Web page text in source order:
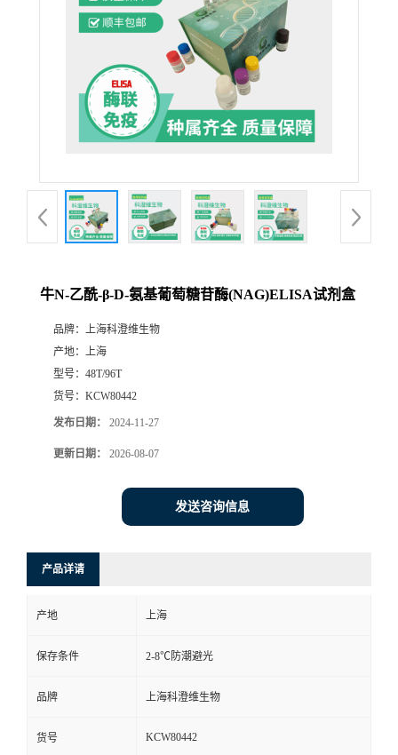
牛N-乙酰-β-D-氨基葡萄糖苷酶(NAG)ELISA试剂盒
品牌：
上海科澄维生物
产地：
上海
型号： 48T/96T
货号： KCW80442
发布日期： 2024-11-27
更新日期： 2026-08-07
发送咨询信息
产品详请
产地 上海
保存条件 2-8℃防潮避光
品牌 上海科澄维生物
货号 KCW80442